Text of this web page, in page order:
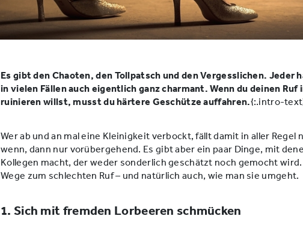
Es gibt den Chaoten, den Tollpatsch und den Vergesslichen. Jeder
in vielen Fällen auch eigentlich ganz charmant. Wenn du deinen
ruinieren willst, musst du härtere Geschütze auffahren.{:.intro-
Wer ab und an mal eine Kleinigkeit verbockt, fällt damit in aller Regel
wenn, dann nur vorübergehend. Es gibt aber ein paar Dinge, mit
Kollegen macht, der weder sonderlich geschätzt noch gemocht
Wege zum schlechten Ruf – und natürlich auch, wie man sie umgeht.
1. Sich mit fremden Lorbeeren schmücken